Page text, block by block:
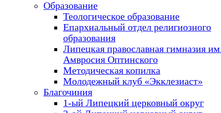
Образование
Теологическое образование
Епархиальный отдел религиозного
образования
Липецкая православная гимназия
Амвросия Оптинского
Методическая копилка
Молодежный клуб «Экклезиаст»
Благочиния
1-ый Липецкий церковный округ